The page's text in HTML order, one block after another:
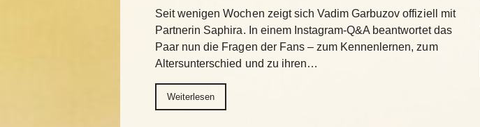
Seit wenigen Wochen zeigt sich Vadim Garbuzov offiziell mit
Partnerin Saphira. In einem Instagram-Q&A beantwortet das
Paar nun die Fragen der Fans – zum Kennenlernen, zum
Altersunterschied und zu ihren…
Weiterlesen